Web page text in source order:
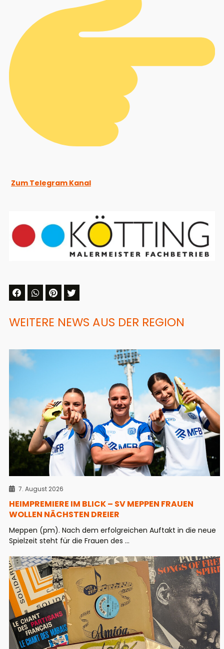
Zum Telegram Kanal
WEITERE NEWS AUS DER REGION
7. August 2026
HEIMPREMIERE IM BLICK – SV MEPPEN FRAUEN
WOLLEN NÄCHSTEN DREIER
Meppen (pm). Nach dem erfolgreichen Auftakt in die neue
Spielzeit steht für die Frauen des ...